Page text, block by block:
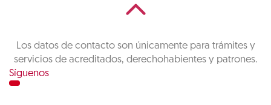
Los datos de contacto son únicamente para trámites y
servicios de acreditados, derechohabientes y patrones.
Síguenos